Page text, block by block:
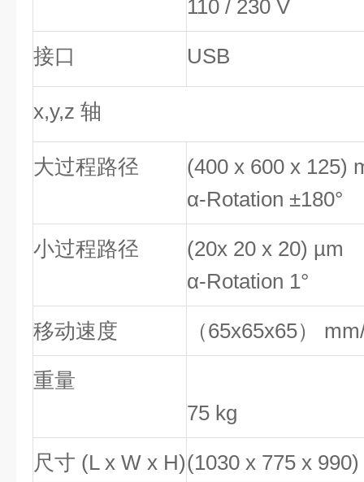
110 / 230 V
接口 USB
x,y,z 轴
大过程路径
(400 x 600 x 125)
α-Rotation ±180°
小过程路径
(20x 20 x 20) µm
α-Rotation 1°
移动速度 （65x65x65）
重量
75 kg
尺寸 (L x W x H)(1030 x 775 x